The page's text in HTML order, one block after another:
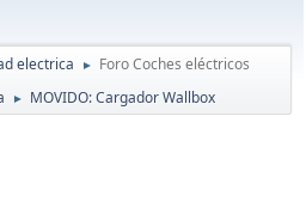
electrica ► Foro Coches eléctricos
► MOVIDO: Cargador Wallbox